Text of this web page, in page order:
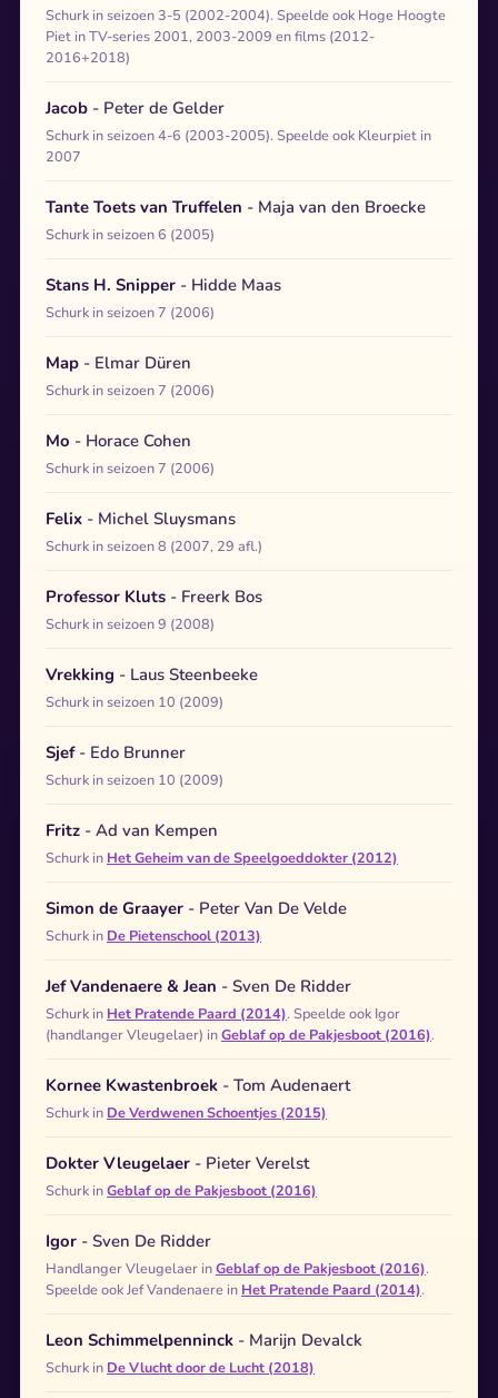
Schurk in seizoen 3-5 (2002-2004). Speelde ook Hoge Hoogte
Piet in TV-series 2001, 2003-2009 en films (2012-
2016+2018)
Jacob - Peter de Gelder
Schurk in seizoen 4-6 (2003-2005). Speelde ook Kleurpiet in
2007
Tante Toets van Truffelen - Maja van den Broecke
Schurk in seizoen 6 (2005)
Stans H. Snipper - Hidde Maas
Schurk in seizoen 7 (2006)
Map - Elmar Düren
Schurk in seizoen 7 (2006)
Mo - Horace Cohen
Schurk in seizoen 7 (2006)
Felix - Michel Sluysmans
Schurk in seizoen 8 (2007, 29 afl.)
Professor Kluts - Freerk Bos
Schurk in seizoen 9 (2008)
Vrekking - Laus Steenbeeke
Schurk in seizoen 10 (2009)
Sjef- Edo Brunner
Schurk in seizoen 10 (2009)
Fritz - Ad van Kempen
Schurk in Het Geheim van de Speelgoeddokter (2012)
Simon de Graayer - Peter Van De Velde
Schurk in De Pietenschool (2013)
Jef Vandenaere & Jean - Sven De Ridder
Schurk in Het Pratende Paard (2014). Speelde ook Igor
(handlanger Vleugelaer) inGeblaf op de Pakjesboot (2016).
Kornee Kwastenbroek - Tom Audenaert
Schurk in De Verdwenen Schoentjes (2015)
Dokter Vleugelaer - Pieter Verelst
Schurk inGeblaf op de Pakjesboot (2016)
Igor - Sven De Ridder
Handlanger Vleugelaer inGeblaf op de Pakjesboot (2016).
Speelde ook Jef Vandenaere in Het Pratende Paard (2014).
Leon Schimmelpenninck - Marijn Devalck
Schurk in De Vlucht door de Lucht (2018)